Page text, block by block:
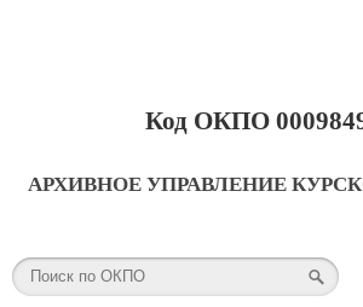
Код ОКПО
АРХИВНОЕ УПРАВЛЕНИЕ